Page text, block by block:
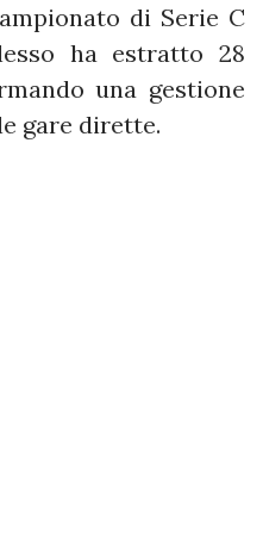
di Serie C
ha estratto 28
una gestione
gare dirette.